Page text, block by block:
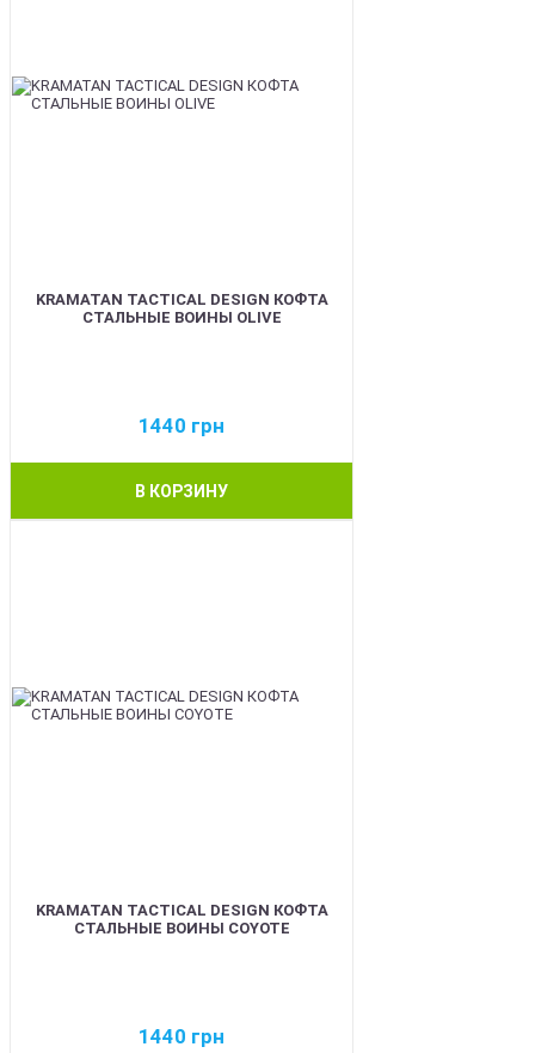
KRAMATAN TACTICAL DESIGN КОФТА
СТАЛЬНЫЕ ВОИНЫ OLIVE
1440 грн
В КОРЗИНУ
KRAMATAN TACTICAL DESIGN КОФТА
СТАЛЬНЫЕ ВОИНЫ COYOTE
1440 грн